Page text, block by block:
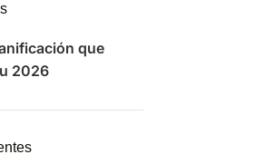
que
2026